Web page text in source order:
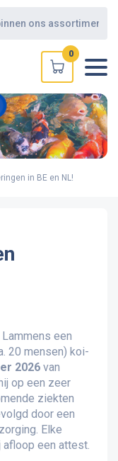
0
in BE en NL!
een
20 mensen) koi-
2026 van
op een zeer
ziekten
door een
Elke
afloop een attest.